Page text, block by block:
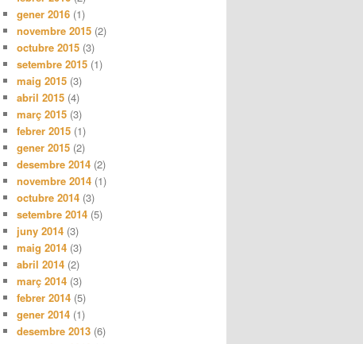
gener 2016 (1)
novembre 2015 (2)
octubre 2015 (3)
setembre 2015 (1)
maig 2015 (3)
abril 2015 (4)
març 2015 (3)
febrer 2015 (1)
gener 2015 (2)
desembre 2014 (2)
novembre 2014 (1)
octubre 2014 (3)
setembre 2014 (5)
juny 2014 (3)
maig 2014 (3)
abril 2014 (2)
març 2014 (3)
febrer 2014 (5)
gener 2014 (1)
desembre 2013 (6)